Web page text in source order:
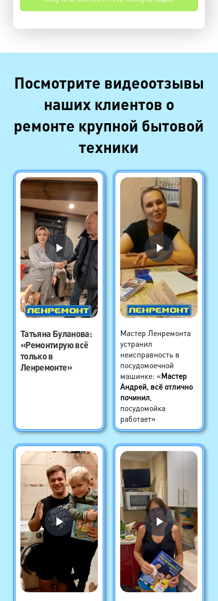
Посмотрите видеоотзывы
наших клиентов о
ремонте крупной бытовой
техники
Татьяна Буланова:
«Ремонтирую всё
только в
Ленремонте»
Мастер Ленремонта
устранил
неисправность в
посудомоечной
машинке: «Мастер
Андрей, всё отлично
починил,
посудомойка
работает»